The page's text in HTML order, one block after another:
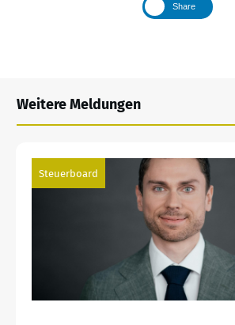
Share
Weitere Meldungen
Steuerboard